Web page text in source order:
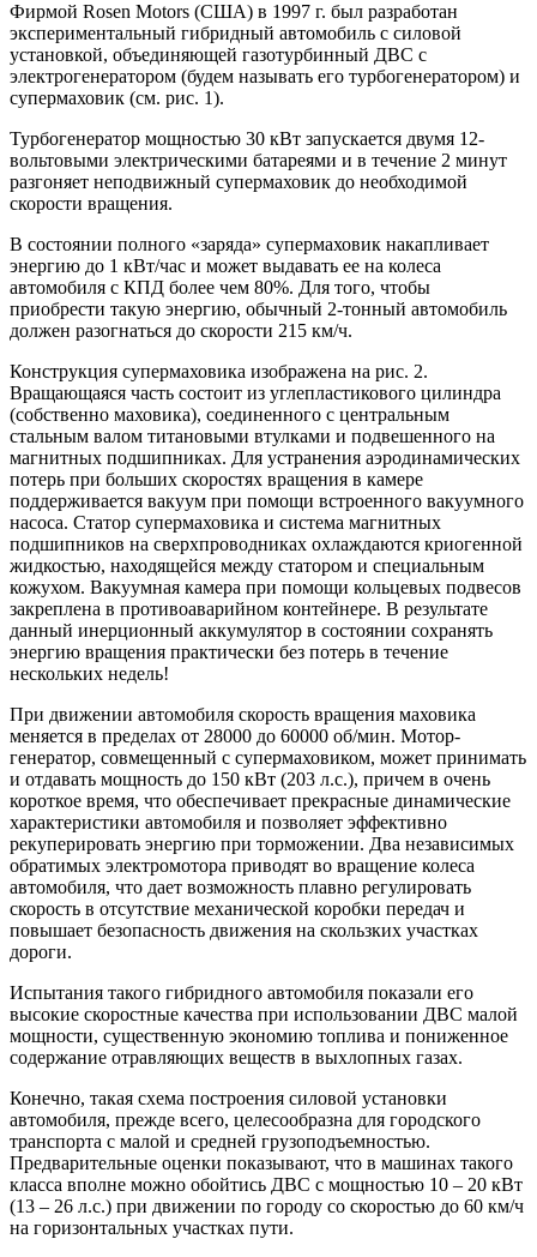
Фирмой Rosen Motors (США) в 1997 г. был разработан
экспериментальный гибридный автомобиль с силовой
установкой, объединяющей газотурбинный ДВС с
электрогенератором (будем называть его турбогенератором) и
супермаховик (см. рис. 1).
Турбогенератор мощностью 30 кВт запускается двумя 12-
вольтовыми электрическими батареями и в течение 2 минут
разгоняет неподвижный супермаховик до необходимой
скорости вращения.
В состоянии полного «заряда» супермаховик накапливает
энергию до 1 кВт/час и может выдавать ее на колеса
автомобиля с КПД более чем 80%. Для того, чтобы
приобрести такую энергию, обычный 2-тонный автомобиль
должен разогнаться до скорости 215 км/ч.
Конструкция супермаховика изображена на рис. 2.
Вращающаяся часть состоит из углепластикового цилиндра
(собственно маховика), соединенного с центральным
стальным валом титановыми втулками и подвешенного на
магнитных подшипниках. Для устранения аэродинамических
потерь при больших скоростях вращения в камере
поддерживается вакуум при помощи встроенного вакуумного
насоса. Статор супермаховика и система магнитных
подшипников на сверхпроводниках охлаждаются криогенной
жидкостью, находящейся между статором и специальным
кожухом. Вакуумная камера при помощи кольцевых подвесов
закреплена в противоаварийном контейнере. В результате
данный инерционный аккумулятор в состоянии сохранять
энергию вращения практически без потерь в течение
нескольких недель!
При движении автомобиля скорость вращения маховика
меняется в пределах от 28000 до 60000 об/мин. Мотор-
генератор, совмещенный с супермаховиком, может принимать
и отдавать мощность до 150 кВт (203 л.с.), причем в очень
короткое время, что обеспечивает прекрасные динамические
характеристики автомобиля и позволяет эффективно
рекуперировать энергию при торможении. Два независимых
обратимых электромотора приводят во вращение колеса
автомобиля, что дает возможность плавно регулировать
скорость в отсутствие механической коробки передач и
повышает безопасность движения на скользких участках
дороги.
Испытания такого гибридного автомобиля показали его
высокие скоростные качества при использовании ДВС малой
мощности, существенную экономию топлива и пониженное
содержание отравляющих веществ в выхлопных газах.
Конечно, такая схема построения силовой установки
автомобиля, прежде всего, целесообразна для городского
транспорта с малой и средней грузоподъемностью.
Предварительные оценки показывают, что в машинах такого
класса вполне можно обойтись ДВС с мощностью 10 – 20 кВт
(13 – 26 л.с.) при движении по городу со скоростью до 60 км/ч
на горизонтальных участках пути.